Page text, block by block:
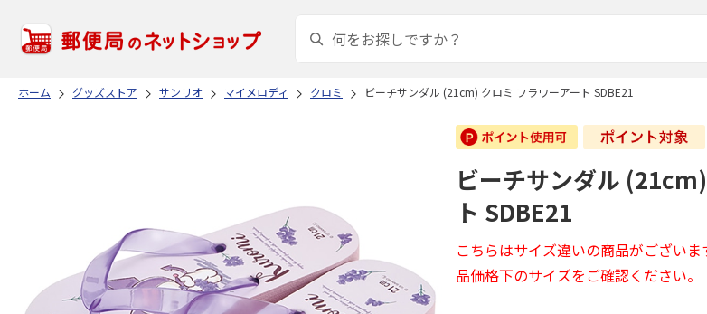
ホーム グッズストア サンリオ マイメロディ クロミ ビーチサンダル (21cm) クロミ フラワーアート SDBE21
ビーチサンダル
ト SDBE21
こちらはサイズ違いの商品がござい
品価格下のサイズをご確認ください。